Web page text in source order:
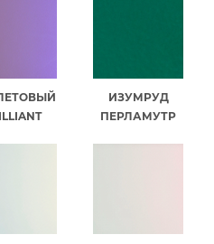
ИЗУМРУД
ПЕРЛАМУТР